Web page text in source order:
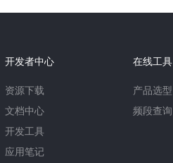
开发者中心
资源下载
文档中心
开发工具
应用笔记
在线工具
产品选型
频段查询